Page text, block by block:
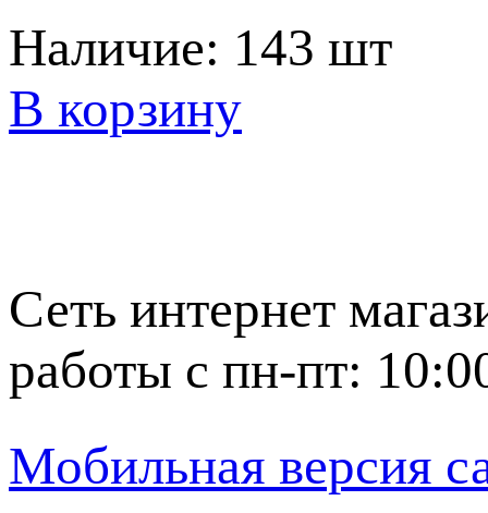
Наличие: 143 шт
В корзину
Сеть интернет
работы с пн-пт:
Мобильная версия